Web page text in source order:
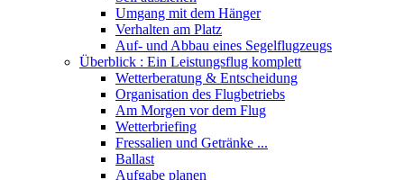
Umgang mit dem Hänger
Verhalten am Platz
Auf- und Abbau eines Segelflugzeugs
Überblick : Ein Leistungsflug komplett
Wetterberatung & Entscheidung
Organisation des Flugbetriebs
Am Morgen vor dem Flug
Wetterbriefing
Fressalien und Getränke ...
Ballast
Aufgabe planen